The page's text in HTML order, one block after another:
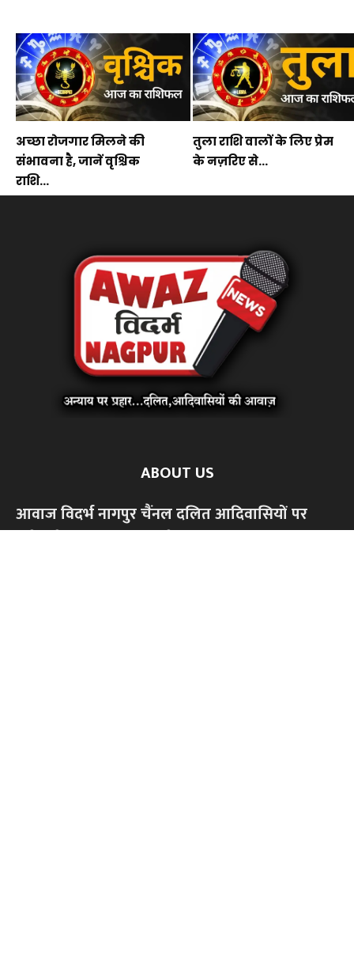
अच्छा रोजगार मिलने की
संभावना है, जानें वृश्चिक
राशि...
तुला राशि वालों के लिए प्रेम
के नज़रिए से...
ABOUT US
आवाज विदर्भ नागपुर चैंनल दलित आदिवासियों पर